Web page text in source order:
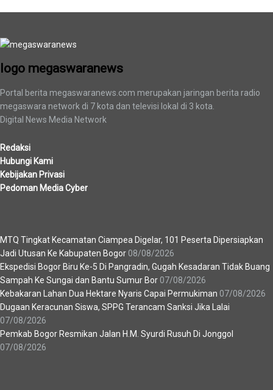
logo megaswaranews
Portal berita megaswaranews.com merupakan jaringan berita radio
megaswara network di 7 kota dan televisi lokal di 3 kota.
Digital News Media Network
Redaksi
Hubungi Kami
Kebijakan Privasi
Pedoman Media Cyber
MTQ Tingkat Kecamatan Ciampea Digelar, 101 Peserta Dipersiapkan
Jadi Utusan Ke Kabupaten Bogor 08/08/2026
Ekspedisi Bogor Biru Ke-5 Di Pangradin, Gugah Kesadaran Tidak Buang
Sampah Ke Sungai dan Bantu Sumur Bor 07/08/2026
Kebakaran Lahan Dua Hektare Nyaris Capai Permukiman 07/08/2026
Dugaan Keracunan Siswa, SPPG Terancam Sanksi Jika Lalai
07/08/2026
Pemkab Bogor Resmikan Jalan H.M. Syurdi Rusuh Di Jonggol
07/08/2026